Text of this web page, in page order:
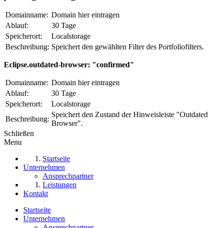
Domainname: Domain hier eintragen
Ablauf:
30 Tage
Speicherort:
Localstorage
Beschreibung: Speichert den gewählten Filter des Portfoliofilters.
Eclipse.outdated-browser: "confirmed"
Domainname: Domain hier eintragen
Ablauf:
30 Tage
Speicherort:
Localstorage
Beschreibung:
Speichert den Zustand der Hinweisleiste "Outdated
Browser".
Schließen
Menu
Startseite
Unternehmen
Ansprechpartner
Leistungen
Kontakt
Startseite
Unternehmen